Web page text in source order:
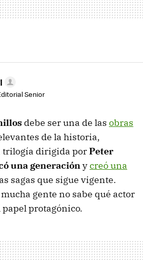
Senior
debe ser una de las obras
de la historia,
trilogía dirigida porPeter
una generaciónycreó una
sagas que sigue vigente.
gente no sabe qué actor
protagónico.